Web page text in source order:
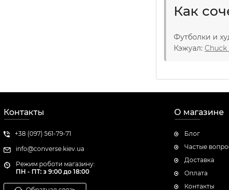
Как
Футболки и
Кэжуал: Chuck
Контакты
+38 (097) 561-79-71
info@converse.kiev.ua
Режим роботи магазину:
ПН - ПТ: з 9:00 до 18:00
О магазине
Блог
Частые
Доставка
Оплата
Контакты